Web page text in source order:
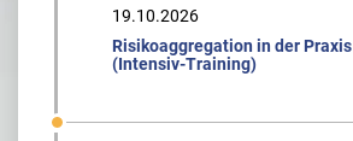
19.10.2026
Risikoaggregation in der Praxis
(Intensiv-Training)